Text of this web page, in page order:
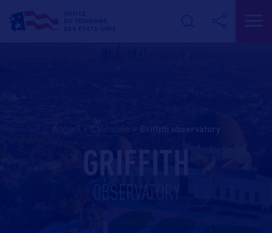
griffith observatory
GRIFFITH
OBSERVATORY